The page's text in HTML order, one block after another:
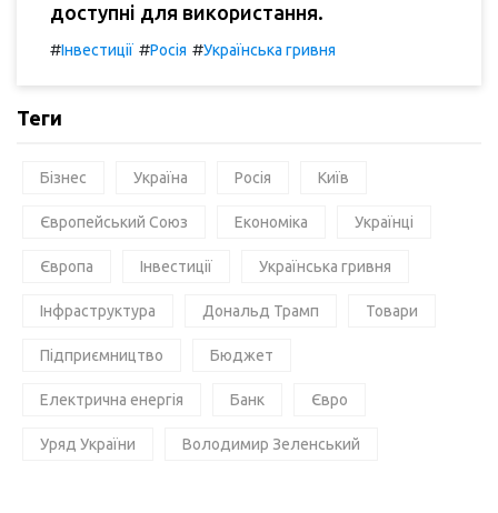
доступні для використання.
#Інвестиції #Росія #Українська гривня
Теги
Бізнес Україна Росія Київ
Європейський Союз Економіка Українці
Європа Інвестиції Українська гривня
Інфраструктура Дональд Трамп Товари
Підприємництво Бюджет
Електрична енергія Банк Євро
Уряд України Володимир Зеленський